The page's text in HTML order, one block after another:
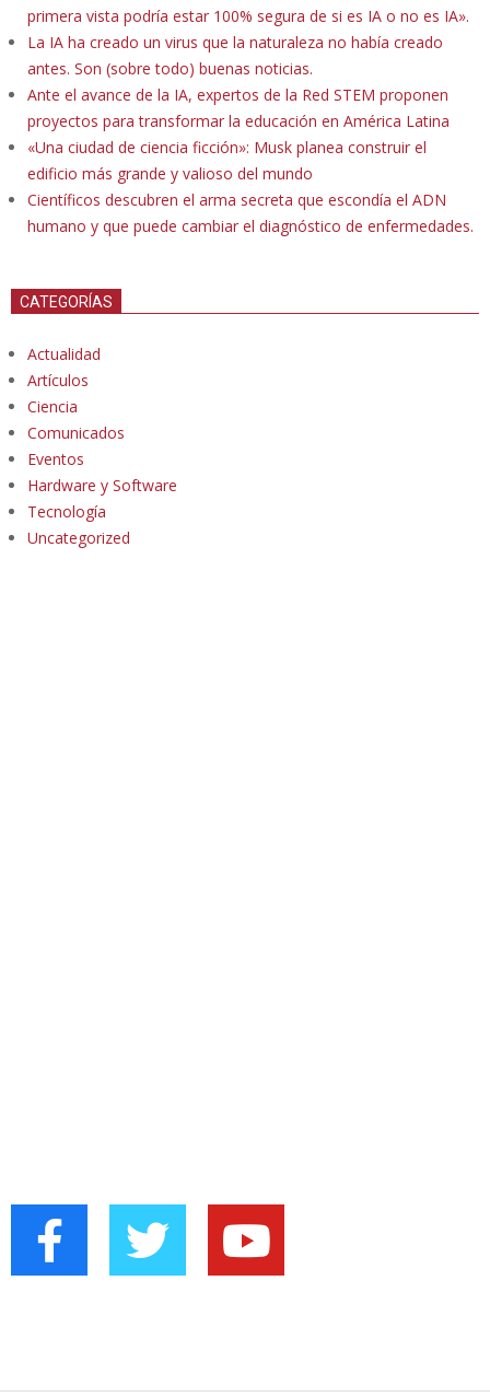
primera vista podría estar 100% segura de si es IA o no es IA».
La IA ha creado un virus que la naturaleza no había creado
antes. Son (sobre todo) buenas noticias.
Ante el avance de la IA, expertos de la Red STEM proponen
proyectos para transformar la educación en América Latina
«Una ciudad de ciencia ficción»: Musk planea construir el
edificio más grande y valioso del mundo
Científicos descubren el arma secreta que escondía el ADN
humano y que puede cambiar el diagnóstico de enfermedades.
CATEGORÍAS
Actualidad
Artículos
Ciencia
Comunicados
Eventos
Hardware y Software
Tecnología
Uncategorized